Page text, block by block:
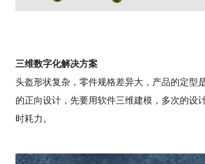
三维数字化解决方案
头盔形状复杂，零件规格差异大，产品的定型
的正向设计，先要用软件三维建模，多次的设
时耗力。